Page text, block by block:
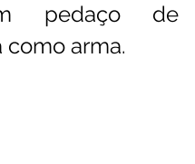
pedaço de
como arma.